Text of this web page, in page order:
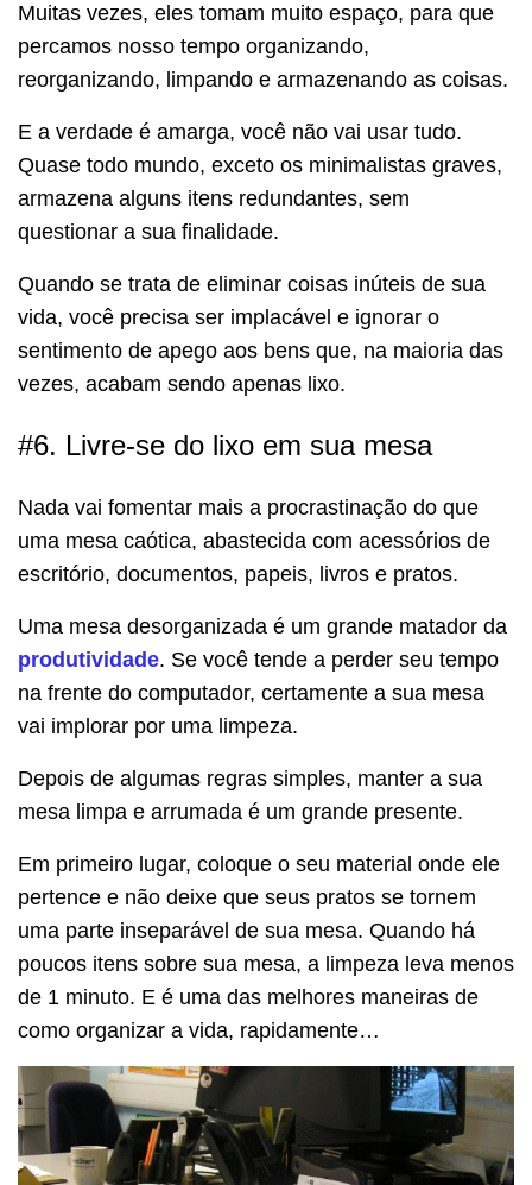
Muitas vezes, eles tomam muito espaço, para que
percamos nosso tempo organizando,
reorganizando, limpando e armazenando as coisas.
E a verdade é amarga, você não vai usar tudo.
Quase todo mundo, exceto os minimalistas graves,
armazena alguns itens redundantes, sem
questionar a sua finalidade.
Quando se trata de eliminar coisas inúteis de sua
vida, você precisa ser implacável e ignorar o
sentimento de apego aos bens que, na maioria das
vezes, acabam sendo apenas lixo.
#6. Livre-se do lixo em sua mesa
Nada vai fomentar mais a procrastinação do que
uma mesa caótica, abastecida com acessórios de
escritório, documentos, papeis, livros e pratos.
Uma mesa desorganizada é um grande matador da
produtividade. Se você tende a perder seu tempo
na frente do computador, certamente a sua mesa
vai implorar por uma limpeza.
Depois de algumas regras simples, manter a sua
mesa limpa e arrumada é um grande presente.
Em primeiro lugar, coloque o seu material onde ele
pertence e não deixe que seus pratos se tornem
uma parte inseparável de sua mesa. Quando há
poucos itens sobre sua mesa, a limpeza leva menos
de 1 minuto. E é uma das melhores maneiras de
como organizar a vida, rapidamente…